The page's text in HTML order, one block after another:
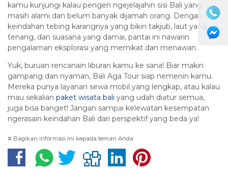
kamu kunjungi kalau pengen ngejelajahin sisi Bali yang
masih alami dan belum banyak dijamah orang. Dengan
keindahan tebing karangnya yang bikin takjub, laut yang
tenang, dan suasana yang damai, pantai ini nawarin
pengalaman eksplorasi yang memikat dan menawan.
Yuk, buruan rencanain liburan kamu ke sana! Biar makin
gampang dan nyaman, Bali Aga Tour siap nemenin kamu.
Mereka punya layanan sewa mobil yang lengkap, atau kalau
mau sekalian paket wisata bali yang udah diatur semua,
juga bisa banget! Jangan sampai kelewatan kesempatan
ngerasain keindahan Bali dari perspektif yang beda ya!
# Bagikan informasi ini kepada teman Anda